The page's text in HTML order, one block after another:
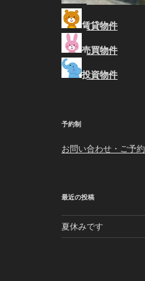
賃貸物件
売買物件
投資物件
予約制
お問い合わせ・ご予約
最近の投稿
夏休みです